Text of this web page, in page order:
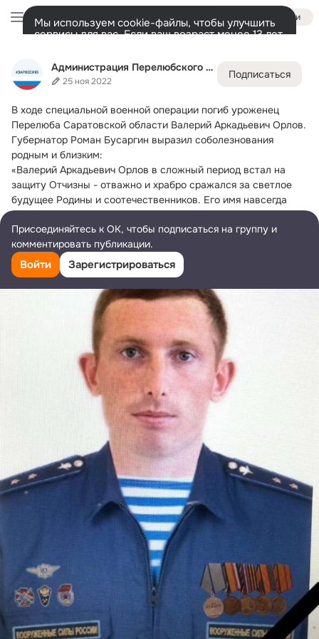
Администрация Перелюбского муниципального района
25 ноя 2022
Подписаться
В ходе специальной военной операции погиб уроженец
Перелюба Саратовской области Валерий Аркадьевич Орлов.
Губернатор Роман Бусаргин выразил соболезнования
родным и близким:
«Валерий Аркадьевич Орлов в сложный период встал на
защиту Отчизны - отважно и храбро сражался за светлое
будущее Родины и соотечественников. Его имя навсегда
останется в наших сердцах и памяти. Выражаю глубокие
соболезнования семье, родным и близким героя».
Войти
Мы используем cookie-файлы, чтобы улучшить
сервисы для вас. Если ваш возраст менее 13 лет,
Разрешить все Настроить
Лента Участники 2.5K 7.4K Ещё
Дополнительная
колонка
Всё4 248 Обсуждаемые
Присоединяйтесь к ОК, чтобы подписаться на группу и
комментировать публикации.
Войти Зарегистрироваться